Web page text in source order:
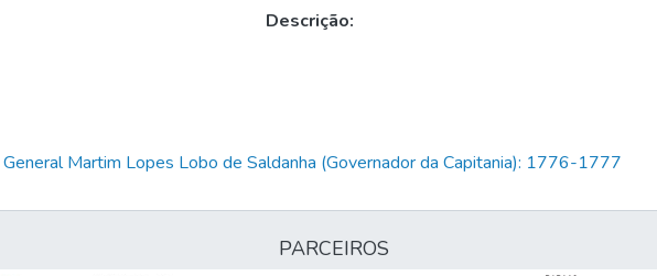
Descrição:
Martim Lopes Lobo de Saldanha (Governador da Capitania): 1776-1777
PARCEIROS